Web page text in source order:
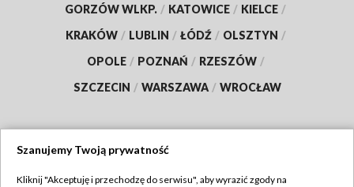
GORZÓW WLKP. / KATOWICE / KIELCE /
KRAKÓW / LUBLIN / ŁÓDŹ / OLSZTYN /
OPOLE / POZNAŃ / RZESZÓW /
SZCZECIN / WARSZAWA / WROCŁAW
Szanujemy Twoją prywatność
Kliknij "Akceptuję i przechodzę do serwisu", aby wyrazić zgody na